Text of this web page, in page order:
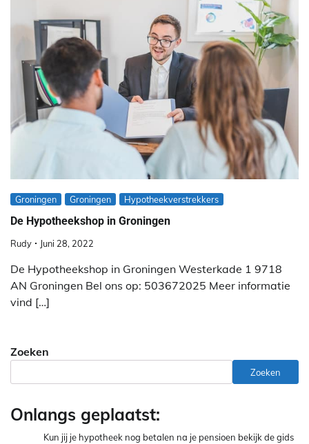
Groningen Groningen Hypotheekverstrekkers
De Hypotheekshop in Groningen
Rudy Juni 28, 2022
De Hypotheekshop in Groningen Westerkade 1 9718
AN Groningen Bel ons op: 503672025 Meer informatie
vind […]
Zoeken
Zoeken
Onlangs geplaatst:
Kun jij je hypotheek nog betalen na je pensioen bekijk de gids